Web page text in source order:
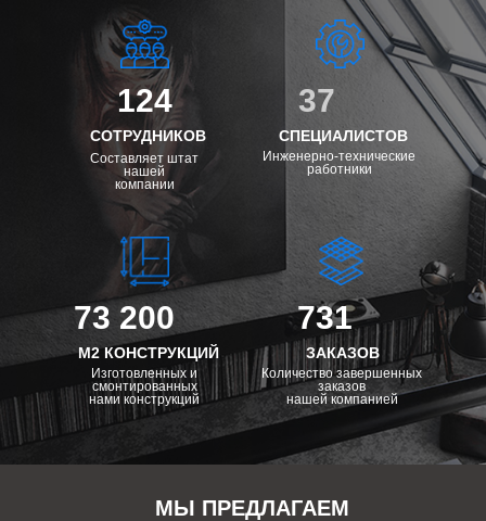
124
СОТРУДНИКОВ
Составляет штат
нашей
компании
73 200
М2 КОНСТРУКЦИЙ
Изготовленных и
смонтированных
нами конструкций
731
ЗАКАЗОВ
Количество завершенных
заказов
нашей компанией
37
СПЕЦИАЛИСТОВ
Инженерно-технические
работники
МЫ ПРЕДЛАГАЕМ